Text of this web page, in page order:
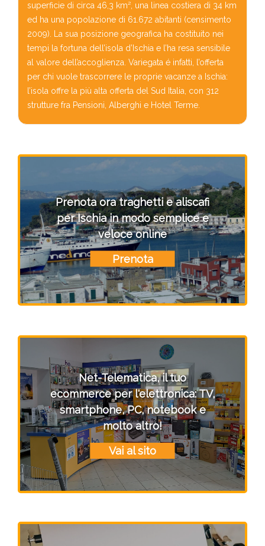
superficie di circa 46,3 km², una linea costiera di 34 km
ed ha una popolazione di 61.672 abitanti (censimento
2009). La sua posizione geografica ha costituito nei
tempi la fortuna dell’isola d’Ischia e l’ha resa sensibile
al valore dell’accoglienza. Variegata é infatti, l’offerta
per chi vuole trascorrere le proprie vacanze a Ischia:
l’isola offre la più alta offerta del Sud Italia, con 312
strutture fra Pensioni, Alberghi e Hotel Terme.
Prenota ora traghetti e aliscafi
per Ischia in modo semplice e
veloce online
Prenota
Net-Telematica, il tuo
ecommerce per l'elettronica: TV,
smartphone, PC, notebook e
molto altro!
Vai al sito